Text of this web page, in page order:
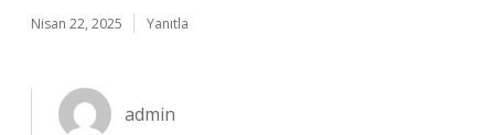
Nisan 22, 2025 Yanıtla
admin